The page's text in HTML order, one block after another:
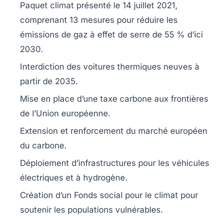
Paquet climat présenté le 14 juillet 2021,
comprenant 13 mesures pour réduire les
émissions de gaz à effet de serre de 55 % d’ici
2030.
Interdiction des voitures thermiques neuves à
partir de 2035.
Mise en place d’une taxe carbone aux frontières
de l’Union européenne.
Extension et renforcement du marché européen
du carbone.
Déploiement d’infrastructures pour les véhicules
électriques et à hydrogène.
Création d’un Fonds social pour le climat pour
soutenir les populations vulnérables.